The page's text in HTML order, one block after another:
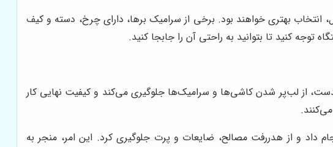
انتخاب بهتری خواهند بود. برخی از سرامیک برها، دارای چرخ، دسته و کیف
کنید تا بتوانید به راحتی آن را جابجا کنید.
از لب‌پر شدن کاشی‌ها و سرامیک‌ها جلوگیری می‌کند و کیفیت نهایی کار
داد و از هدررفت مصالح، ضایعات و پرت جلوگیری کرد. این امر، منجر به